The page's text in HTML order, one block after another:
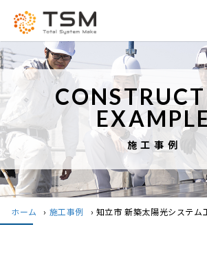
施工事例
ホーム › 施工事例 › 知立市 新築太陽光システム